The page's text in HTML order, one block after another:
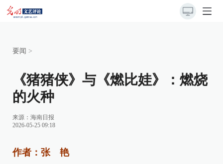
要闻 >
《猪猪侠》与《燃比娃》：燃烧
的火种
来源： 海南日报
2026-05-25 09:18
作者：张 艳